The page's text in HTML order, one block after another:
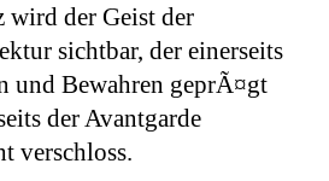
wird der Geist der
sichtbar, der einerseits
und Bewahren geprÃ¤gt
der Avantgarde
verschloss.